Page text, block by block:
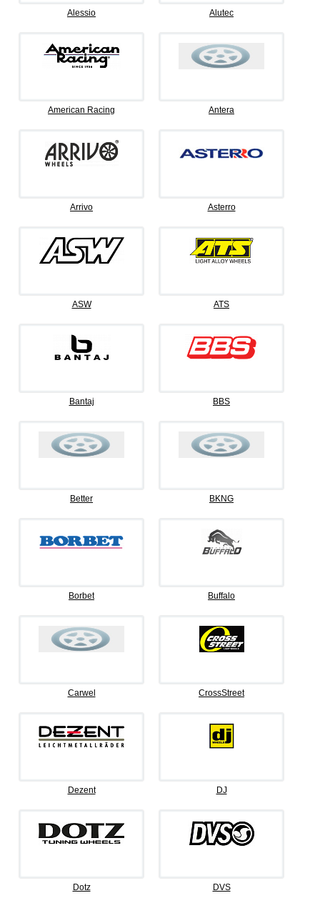
Alessio Alutec
American Racing Antera
Arrivo Asterro
ASW ATS
Bantaj BBS
Better BKNG
Borbet Buffalo
Carwel CrossStreet
Dezent DJ
Dotz DVS